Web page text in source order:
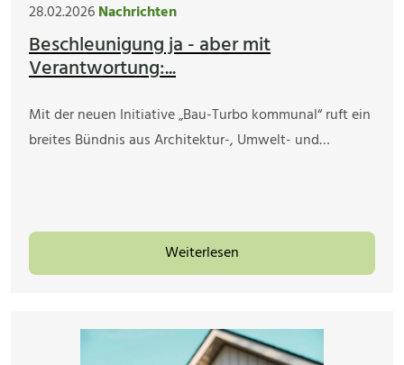
28.02.2026Nachrichten
Beschleunigung ja - aber mit
Verantwortung:...
Mit der neuen Initiative „Bau-Turbo kommunal“ ruft ein
breites Bündnis aus Architektur-, Umwelt- und…
Weiterlesen